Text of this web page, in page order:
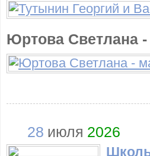
Юртова Светлана -
28 июля 2026